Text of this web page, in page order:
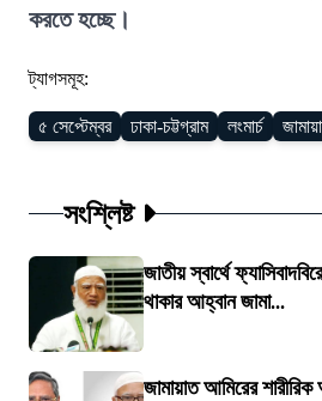
করতে হচ্ছে।
ট্যাগসমূহ:
৫ সেপ্টেম্বর ঢাকা-চট্টগ্রাম লংমার্চ
সংশ্লিষ্ট
জাতীয় স্বার্থে
থাকার আহ্বান জামা...
জামায়াত আমিরের